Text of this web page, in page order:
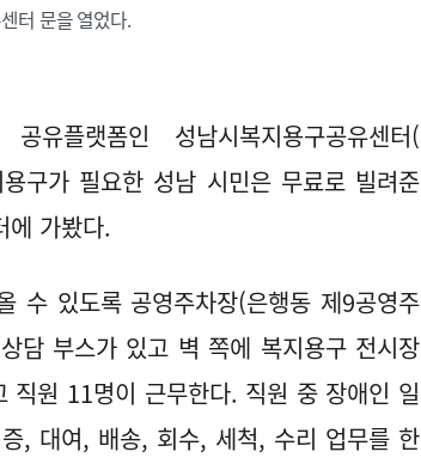
터 문을 열었다.
플랫폼인 성남시복지용구공유센터(
구가 필요한 성남 시민은 무료로 빌려준
에 가봤다.
수 있도록 공영주차장(은행동 제9공영주
담 부스가 있고 벽 쪽에 복지용구 전시장
직원 11명이 근무한다. 직원 중 장애인 일
, 대여, 배송, 회수, 세척, 수리 업무를 한